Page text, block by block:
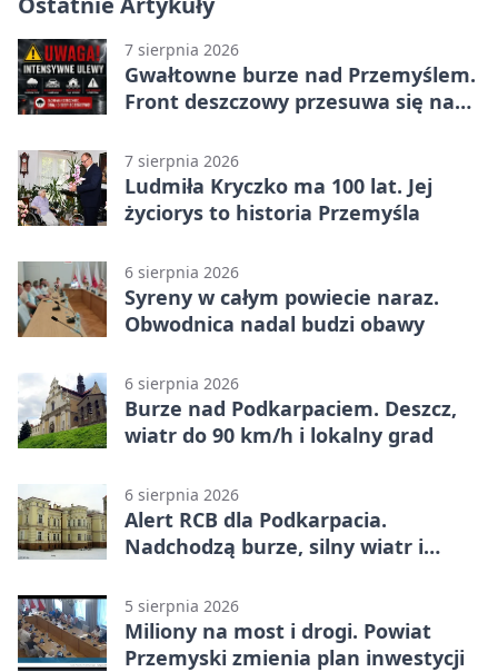
7 sierpnia 2026
Gwałtowne burze nad Przemyślem.
Front deszczowy przesuwa się na
7 sierpnia 2026
Ludmiła Kryczko ma 100 lat. Jej
życiorys to historia Przemyśla
6 sierpnia 2026
Syreny w całym powiecie naraz.
Obwodnica nadal budzi obawy
6 sierpnia 2026
Burze nad Podkarpaciem. Deszcz,
wiatr do 90 km/h i lokalny grad
6 sierpnia 2026
Alert RCB dla Podkarpacia.
Nadchodzą burze, silny wiatr i
5 sierpnia 2026
Miliony na most i drogi. Powiat
Przemyski zmienia plan inwestycji